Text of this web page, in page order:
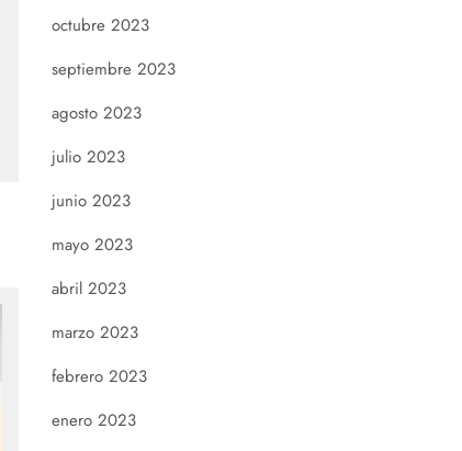
octubre 2023
septiembre 2023
agosto 2023
julio 2023
junio 2023
mayo 2023
abril 2023
marzo 2023
febrero 2023
enero 2023